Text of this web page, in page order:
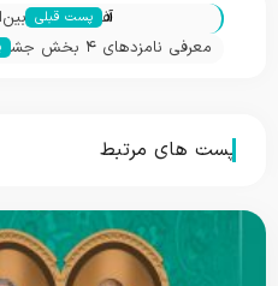
« پست قبلی
آغاز جشنواره
با تجلیل از
معرفی نامزدهای ۴ بخش
پست های مرتبط